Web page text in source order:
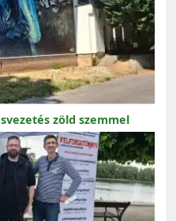
zöld szemmel